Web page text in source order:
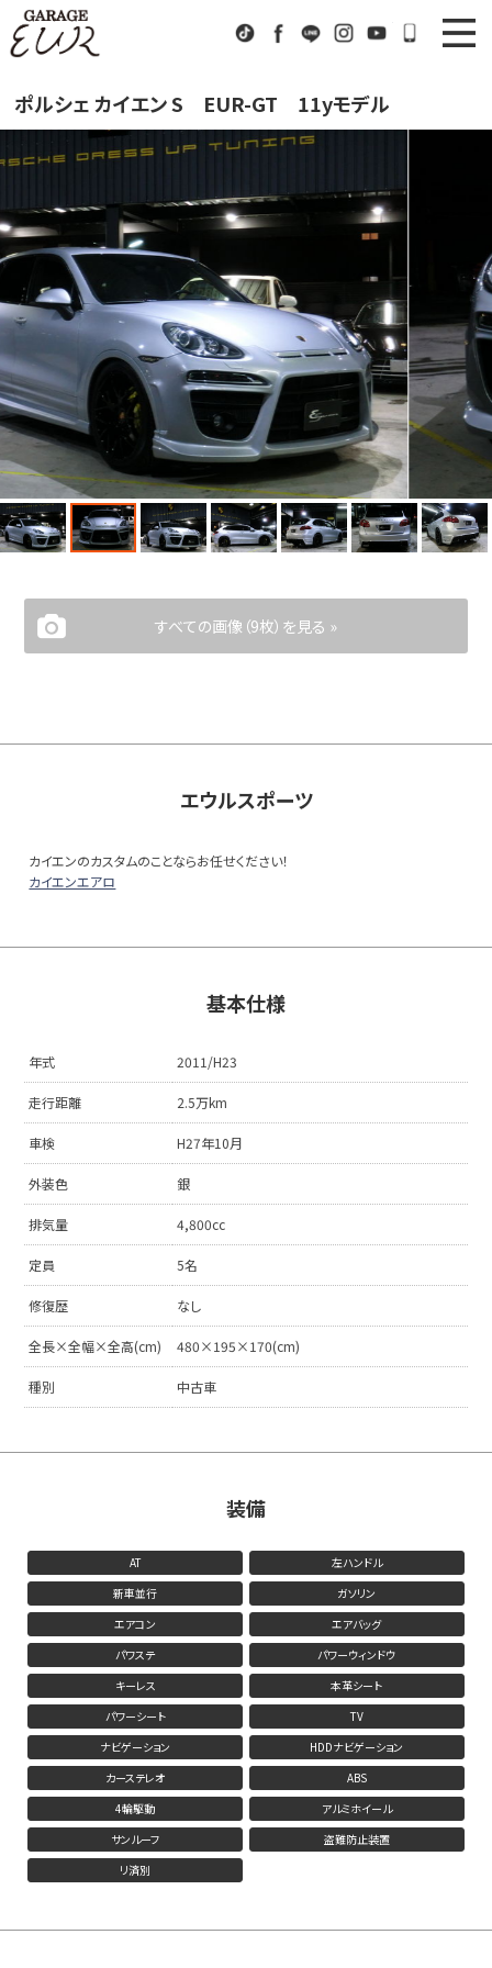
TikTokFacebook
LINE InstagramYoutube072-
ニュース
在庫車情報
EURスポーツ
工場紹介
Company
会社概要
Access
アクセス
Contact us
お問い合わせ
ポルシェ カイエン S EUR-GT 11yモデル
すべての画像（9枚）を見る »
エウルスポーツ
カイエンのカスタムのことならお任せください！
カイエンエアロ
基本仕様
年式 2011/H23
走行距離 2.5万km
車検 H27年10月
外装色 銀
排気量 4,800cc
定員 5名
修復歴 なし
全長×全幅×全高(cm) 480×195×170(cm)
種別 中古車
装備
AT
左ハンドル
新車並行
ガソリン
エアコン
エアバッグ
パワステ
パワーウィンドウ
キーレス
本革シート
パワーシート
TV
ナビゲーション
HDDナビゲーション
カーステレオ
ABS
4輪駆動
アルミホイール
サンルーフ
盗難防止装置
リ済別